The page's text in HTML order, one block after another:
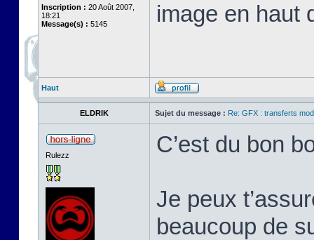
Inscription : 20 Août 2007,
18:21
Message(s) : 5145
image en haut
Haut
ELDRIK Sujet du message : Re: GFX : transferts
Rulezz C’est du bon
Je peux
beaucoup de